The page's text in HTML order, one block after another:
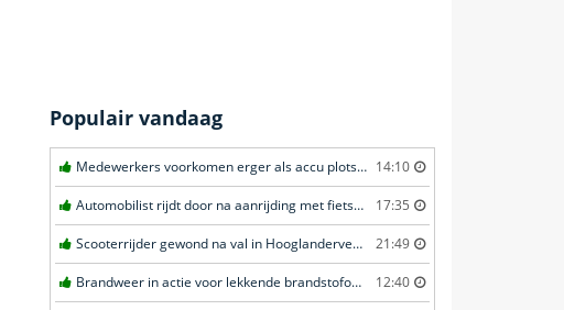
Populair vandaag
Medewerkers voorkomen erger als accu plots in brand vliegt in Amersfoort 14:10
Automobilist rijdt door na aanrijding met fietster in Amersfoort 17:35
Scooterrijder gewond na val in Hooglanderveen 21:49
Brandweer in actie voor lekkende brandstofoplegger in Stroe 12:40